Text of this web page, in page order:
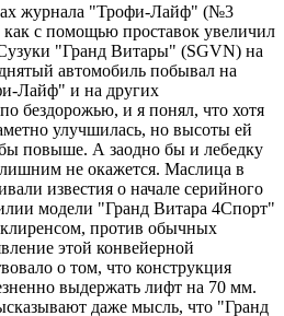
журнала "Трофи-Лайф" (№3
как с помощью проставок увеличил
"Гранд Витары" (SGVN) на
автомобиль побывал на
Лайф" и на других
бездорожью, и я понял, что хотя
улучшилась, но высоты ей
бы повыше. А заодно бы и лебедку
не окажется. Маслица в
известия о начале серийного
модели "Гранд Витара 4Спорт"
против обычных
этой конвейерной
о том, что конструкция
выдержать лифт на 70 мм.
даже мысль, что "Гранд